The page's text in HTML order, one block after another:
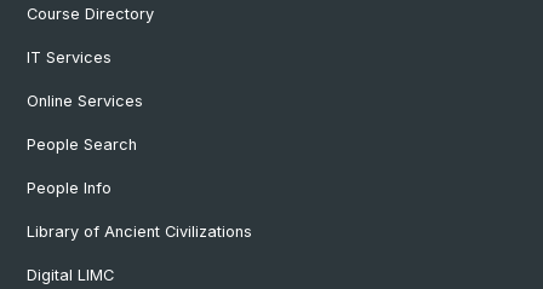
Course Directory
IT Services
Online Services
People Search
People Info
Library of Ancient Civilizations
Digital LIMC